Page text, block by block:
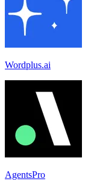
Wordplus.ai
AgentsPro